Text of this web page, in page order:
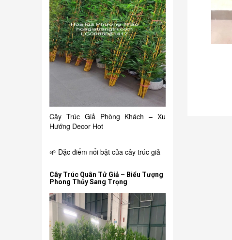
150.000₫
Chậu hồng môn giả
Cây Trúc Giả Phòng Khách – Xu
Hướng Decor Hot
🌱 Đặc điểm nổi bật của cây trúc giả
Cây Trúc Quân Tử Giả – Biểu Tượng
Phong Thủy Sang Trọng